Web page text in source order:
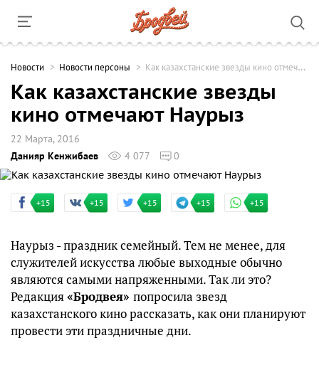
Новости Новости персоны Как казахстанские звезды кино отмечают Наурыз
Как казахстанские звезды
кино отмечают Наурыз
22 Марта, 2016
Данияр Кенжибаев
4 077 0
+15 +15 +15 +15 +15
Наурыз - праздник семейный. Тем не менее, для
служителей искусства любые выходные обычно
являются самыми напряженными. Так ли это?
Редакция«Бродвея» попросила звезд
казахстанского кино рассказать, как они планируют
провести эти праздничные дни.